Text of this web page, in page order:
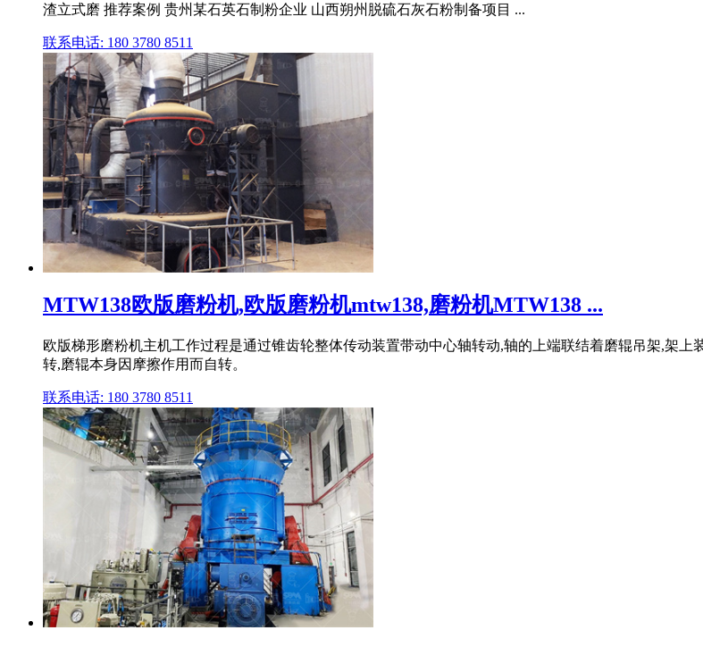
渣立式磨 推荐案例 贵州某石英石制粉企业 山西朔州脱硫石灰石粉制备项目 ...
联系电话: 180 3780 8511
MTW138欧版磨粉机,欧版磨粉机mtw138,磨粉机MTW138 ...
欧版梯形磨粉机主机工作过程是通过锥齿轮整体传动装置带动中心轴转动,轴的上端联结着磨辊吊架,架
转,磨辊本身因摩擦作用而自转。
联系电话: 180 3780 8511